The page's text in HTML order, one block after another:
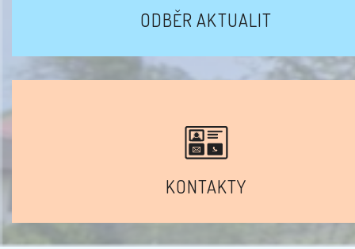
ODBĚR AKTUALIT
KONTAKTY